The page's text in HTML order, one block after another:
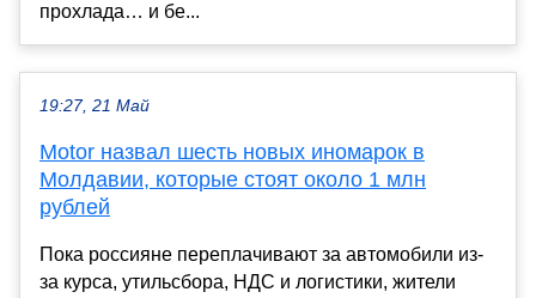
прохлада… и бе...
19:27, 21 Май
Motor назвал шесть новых иномарок в
Молдавии, которые стоят около 1 млн
рублей
Пока россияне переплачивают за автомобили из-
за курса, утильсбора, НДС и логистики, жители